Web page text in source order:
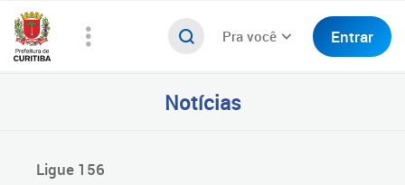
Pra você Entrar
Notícias
Ligue 156